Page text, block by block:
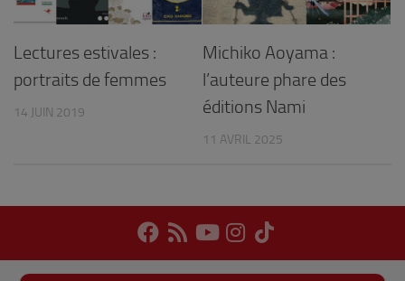
Lectures estivales :
portraits de femmes
14 JUIN 2019
Michiko Aoyama :
l’auteure phare des
éditions Nami
11 AVRIL 2025